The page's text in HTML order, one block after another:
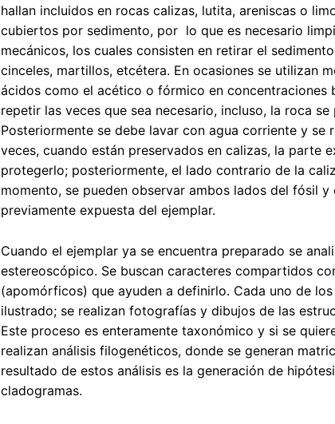
hallan incluidos en rocas calizas, lutita, areniscas o
cubiertos por sedimento, por lo que es necesario
mecánicos, los cuales consisten en retirar el
cinceles, martillos, etcétera. En ocasiones se utilizan
ácidos como el acético o fórmico en concentraciones
repetir las veces que sea necesario, incluso, la roca
Posteriormente se debe lavar con agua corriente y
veces, cuando están preservados en calizas, la parte
protegerlo; posteriormente, el lado contrario de la
momento, se pueden observar ambos lados del fósil
previamente expuesta del ejemplar.
Cuando el ejemplar ya se encuentra preparado se
estereoscópico. Se buscan caracteres compartidos
(apomórficos) que ayuden a definirlo. Cada uno de
ilustrado; se realizan fotografías y dibujos de las
Este proceso es enteramente taxonómico y si se
realizan análisis filogenéticos, donde se generan
resultado de estos análisis es la generación de
cladogramas.